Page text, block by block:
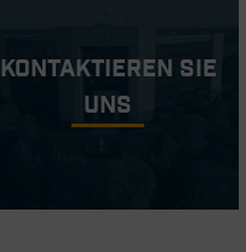
Kontaktieren Sie
Uns